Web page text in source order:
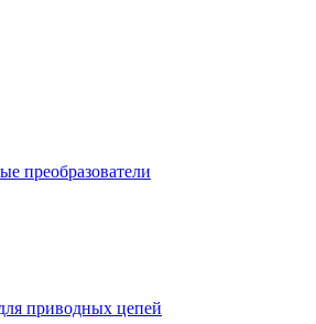
преобразователи
пpивoдных цeпeй